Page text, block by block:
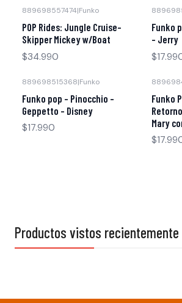
889698557474|Funko
POP Rides: Jungle Cruise-
Skipper Mickey w/Boat
$34.990
Funko
- Jerry
889698515368|Funko
Funko pop - Pinocchio -
Geppetto - Disney
$17.990
Funko
Mary
Productos vistos recientemente